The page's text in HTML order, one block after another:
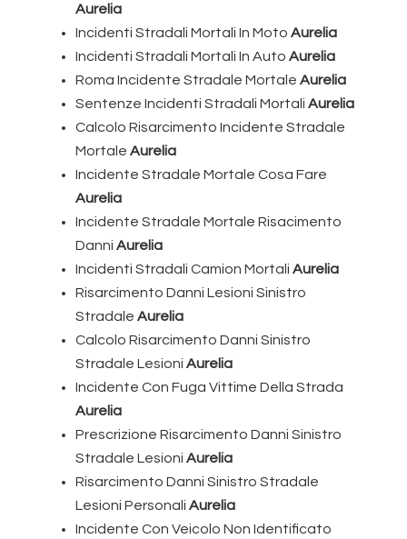
Aurelia
Incidenti Stradali Mortali In MotoAurelia
Incidenti Stradali Mortali In AutoAurelia
Roma Incidente Stradale MortaleAurelia
Sentenze Incidenti Stradali MortaliAurelia
Calcolo Risarcimento Incidente Stradale
MortaleAurelia
Incidente Stradale Mortale Cosa Fare
Aurelia
Incidente Stradale Mortale Risacimento
DanniAurelia
Incidenti Stradali Camion MortaliAurelia
Risarcimento Danni Lesioni Sinistro
StradaleAurelia
Calcolo Risarcimento Danni Sinistro
Stradale LesioniAurelia
Incidente Con Fuga Vittime Della Strada
Aurelia
Prescrizione Risarcimento Danni Sinistro
Stradale LesioniAurelia
Risarcimento Danni Sinistro Stradale
Lesioni PersonaliAurelia
Incidente Con Veicolo Non Identificato